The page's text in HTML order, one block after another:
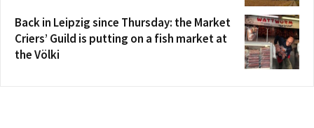
Back in Leipzig since Thursday: the Market
Criers’ Guild is putting on a fish market at
the Völki